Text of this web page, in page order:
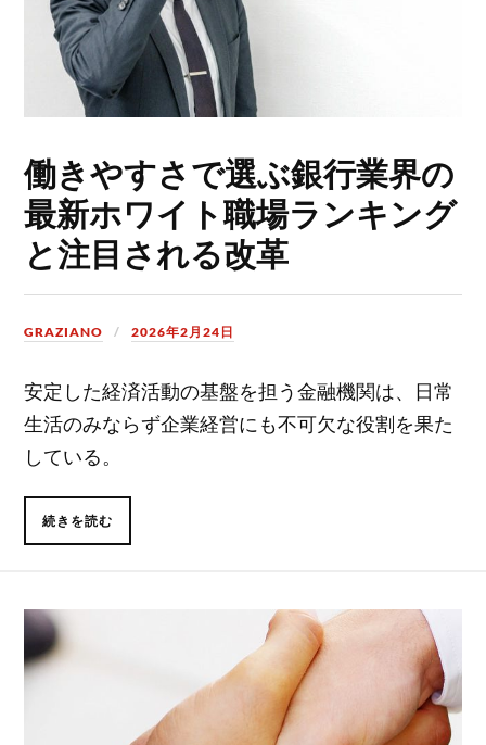
働きやすさで選ぶ銀行業界の
最新ホワイト職場ランキング
と注目される改革
GRAZIANO 2026年2月24日
安定した経済活動の基盤を担う金融機関は、日常
生活のみならず企業経営にも不可欠な役割を果た
している。
続きを読む